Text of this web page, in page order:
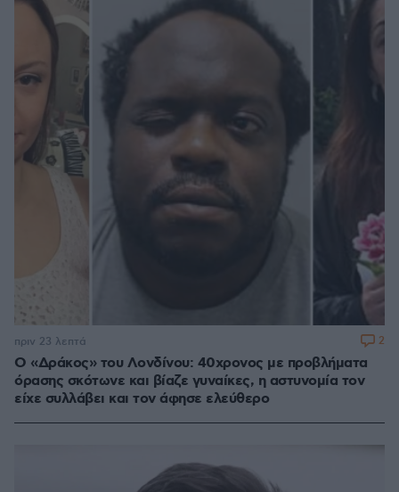
Ο «Δράκος» του Λονδίνου: 40χρονος με προβλήματα
όρασης σκότωνε και βίαζε γυναίκες, η αστυνομία τον
είχε συλλάβει και τον άφησε ελεύθερο
πριν 23 λεπτά 2